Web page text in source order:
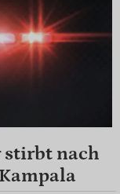
stirbt nach